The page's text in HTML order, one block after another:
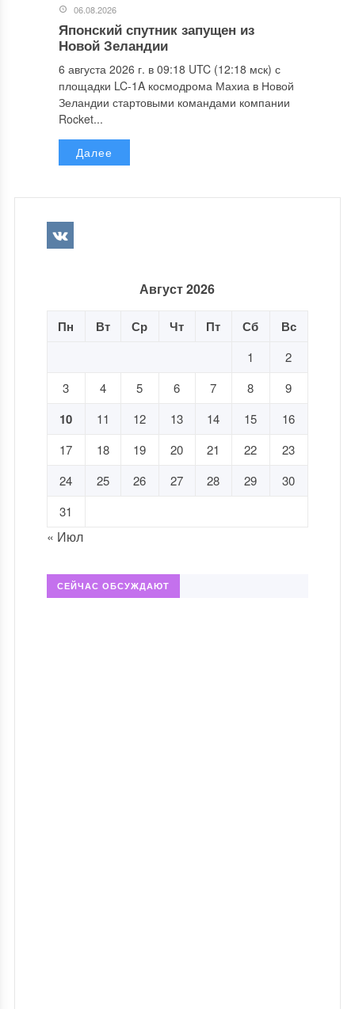
06.08.2026
Японский спутник запущен из
Новой Зеландии
6 августа 2026 г. в 09:18 UTC (12:18 мск) с
площадки LC-1A космодрома Махиа в Новой
Зеландии стартовыми командами компании
Rocket...
Далее
Август 2026
Пн Вт Ср Чт Пт Сб Вс
1
2
3
4 5 6 7 8 9
10 11 12 13 14 15
16
17
18 19 20 21 22
23
24
25 26 27 28 29
30
31
« Июл
СЕЙЧАС ОБСУЖДАЮТ